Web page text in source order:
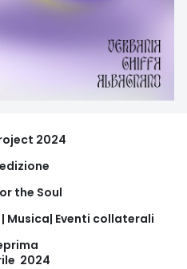
2024
the Soul
Musica| Eventi collaterali
2024